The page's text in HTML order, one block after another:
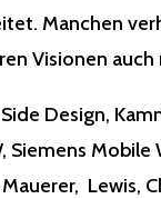
Manchen
Visionen
Design,
Siemens Mobile
Lewis,